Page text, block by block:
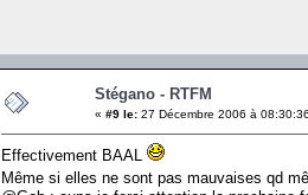
Stégano - RTFM
« #9 le: 27 Décembre 2006 à
Effectivement BAAL
Même si elles ne sont pas mauvaises qd